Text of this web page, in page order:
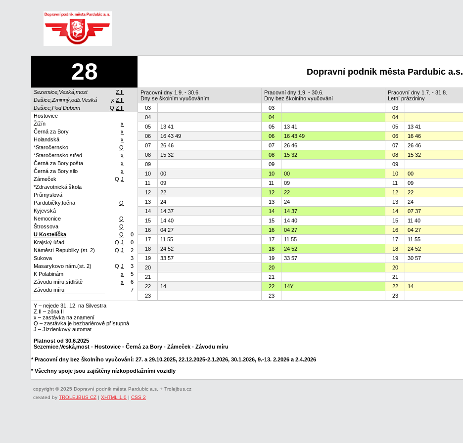
28 Dopravní podnik města Pardubic a.s.
Sezemice,Veská,most
Z.II
Dašice,Zminný,odb.Veská
x Z.II
Dašice,Pod Dubem
Q Z.II
Hostovice
Žižín
x
Černá za Bory
x
Holandská
x
*Staročernsko
Q
*Staročernsko,střed
x
Černá za Bory,pošta
x
Černá za Bory,silo
x
Zámeček
Q J
*Zdravotnická škola
Průmyslová
Pardubičky,točna
Q
Kyjevská
Nemocnice
Q
Štrossova
Q
U Kostelíčka
Q
0
Krajský úřad
Q J
0
Náměstí Republiky (st. 2)
Q J
2
Sukova
3
Masarykovo nám.(st. 2)
Q J
3
K Polabinám
x
5
Závodu míru,sídliště
x
6
Závodu míru
7
Pracovní dny 1.9. - 30.6.
Dny se školním vyučováním
Pracovní dny 1.9. - 30.6.
Dny bez školního vyučování
Pracovní dny 1.7. - 31.8.
Letní prázdniny
03 03 03
04
04 04
05
13 41 05 13 41 05 13 41
06
16 43 49 06 16 43 49 06 16 46
07
26 46 07 26 46 07 26 46
08
15 32 08 15 32 08 15 32
09
09 09
10
00 10 00 10 00
11
09 11 09 11 09
12
22 12 22 12 22
13
24 13 24 13 24
14
14 37 14 14 37 14 07 37
15
14 40 15 14 40 15 11 40
16
04 27 16 04 27 16 04 27
17
11 55 17 11 55 17 11 55
18
24 52 18 24 52 18 24 52
19
33 57 19 33 57 19 30 57
20
20 20
21
21 21
22
14 22 14Y 22 14
23
23 23
Y – nejede 31. 12. na Silvestra
Z.II – zóna II
x – zastávka na znamení
Q – zastávka je bezbariérově přístupná
J – Jízdenkový automat
Platnost od 30.6.2025
Sezemice,Veská,most - Hostovice - Černá za Bory - Zámeček - Závodu míru
* Pracovní dny bez školního vyučování: 27. a 29.10.2025, 22.12.2025-2.1.2026, 30.1.2026, 9.-13. 2.2026 a 2.4.2026
* Všechny spoje jsou zajištěny nízkopodlažními vozidly
copyright © 2025 Dopravní podnik města Pardubic a.s. + Trolejbus.cz
created by TROLEJBUS CZ | XHTML 1.0 | CSS 2